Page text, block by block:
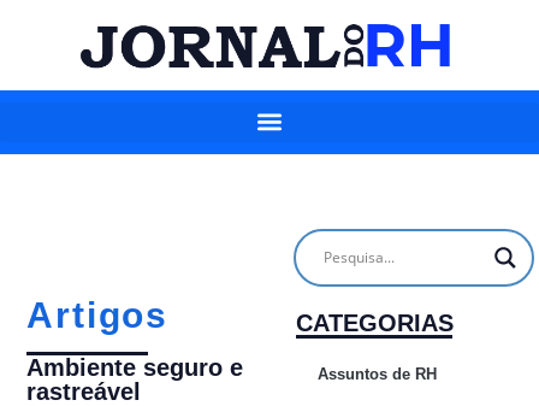
Artigos
Ambiente seguro e
rastreável
CATEGORIAS
Assuntos de RH